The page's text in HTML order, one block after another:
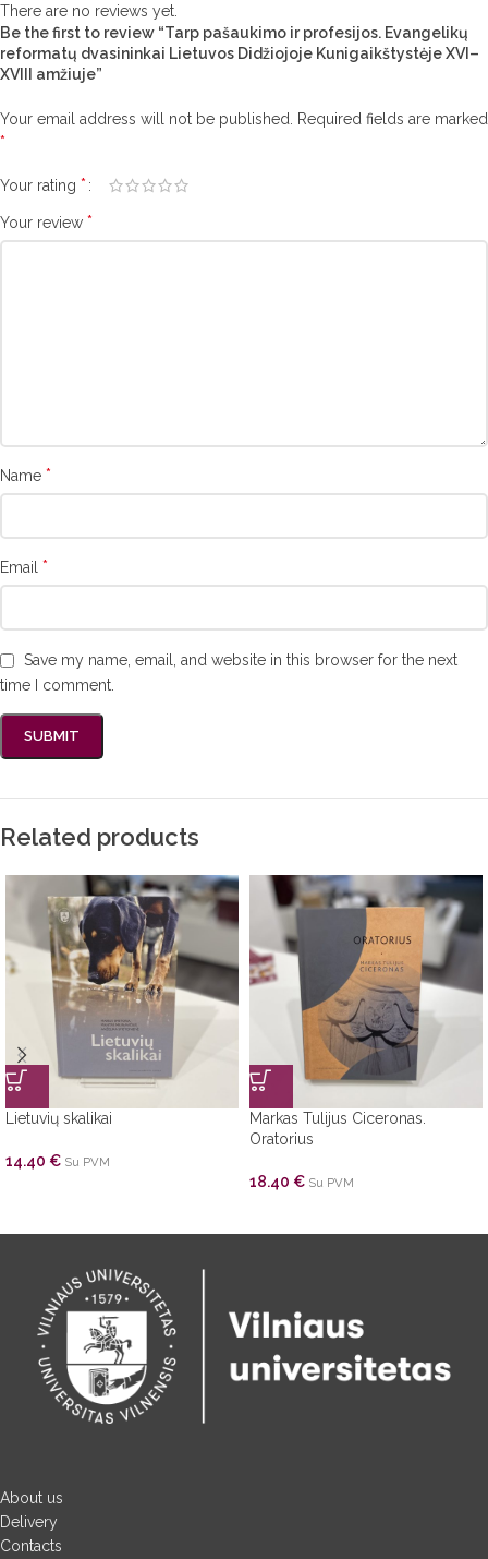
There are no reviews yet.
Be the first to review “Tarp pašaukimo ir profesijos. Evangelikų
reformatų dvasininkai Lietuvos Didžiojoje Kunigaikštystėje XVI–
XVIII amžiuje”
Your email address will not be published. Required fields are marked
*
Your rating *
Your review *
Name *
Email *
Save my name, email, and website in this browser for the next
time I comment.
Related products
Lietuvių skalikai
14.40 € Su PVM
Markas Tulijus Ciceronas.
Oratorius
18.40 € Su PVM
About us
Delivery
Contacts